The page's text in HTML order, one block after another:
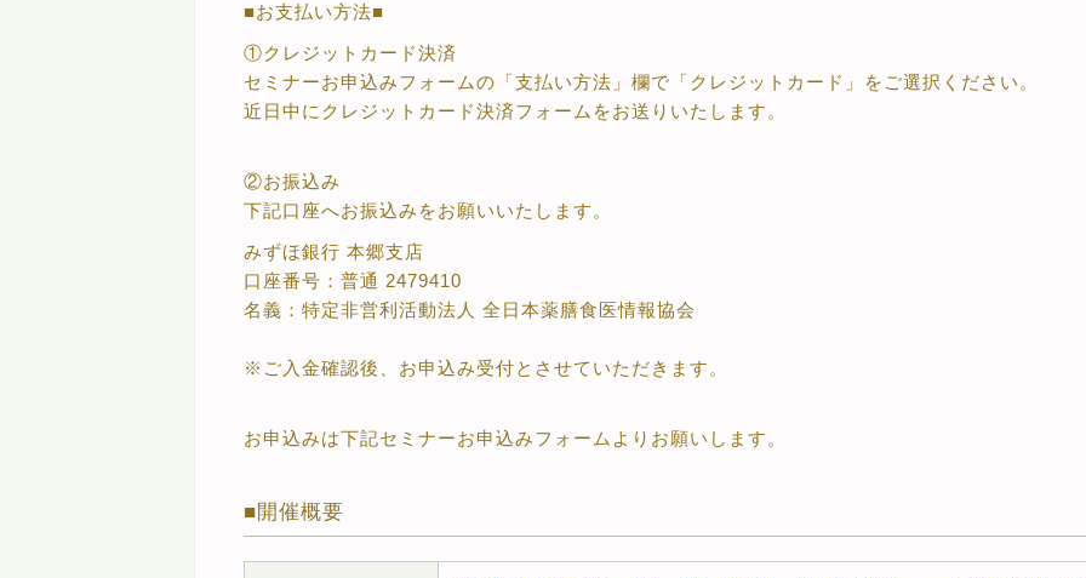
■お支払い方法■
①クレジットカード決済
セミナーお申込みフォームの「支払い方法」欄で「クレジットカード」をご選択ください。
近日中にクレジットカード決済フォームをお送りいたします。
②お振込み
下記口座へお振込みをお願いいたします。
みずほ銀行 本郷支店
口座番号：普通 2479410
名義：特定非営利活動法人 全日本薬膳食医情報協会
※ご入金確認後、お申込み受付とさせていただきます。
お申込みは下記セミナーお申込みフォームよりお願いします。
開催概要